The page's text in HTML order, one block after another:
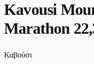
Kavousi
Marathon
Καβούσι